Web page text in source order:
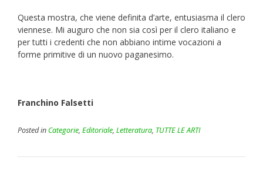
Questa mostra, che viene definita d’arte, entusiasma il clero
viennese. Mi auguro che non sia così per il clero italiano e
per tutti i credenti che non abbiano intime vocazioni a
forme primitive di un nuovo paganesimo.
Franchino Falsetti
Posted in Categorie, Editoriale, Letteratura, TUTTE LE ARTI